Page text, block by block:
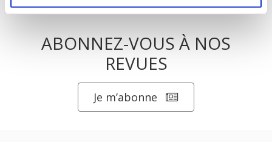
ABONNEZ-VOUS À NOS
REVUES
Je m’abonne